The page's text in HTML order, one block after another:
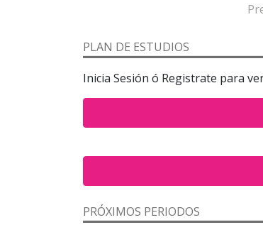
PLAN DE ESTUDIOS
Inicia Sesión ó Registrate para
PRÓXIMOS PERIODOS